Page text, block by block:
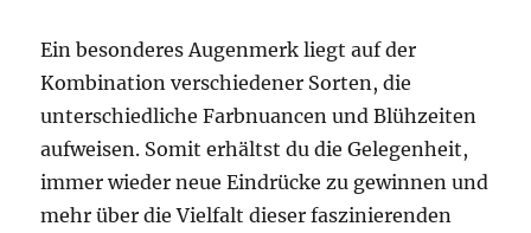
Ein besonderes Augenmerk liegt auf der
Kombination verschiedener Sorten, die
unterschiedliche Farbnuancen und Blühzeiten
aufweisen. Somit erhältst du die Gelegenheit,
immer wieder neue Eindrücke zu gewinnen und
mehr über die Vielfalt dieser faszinierenden